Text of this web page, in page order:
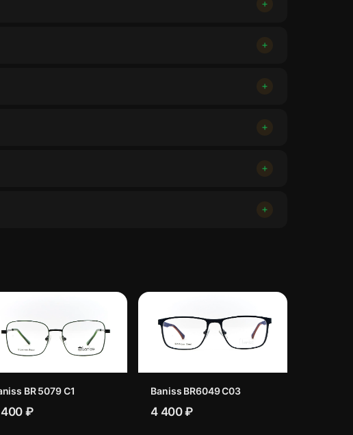
BR 5079 C1
₽
Baniss BR6049 C03
4 400 ₽